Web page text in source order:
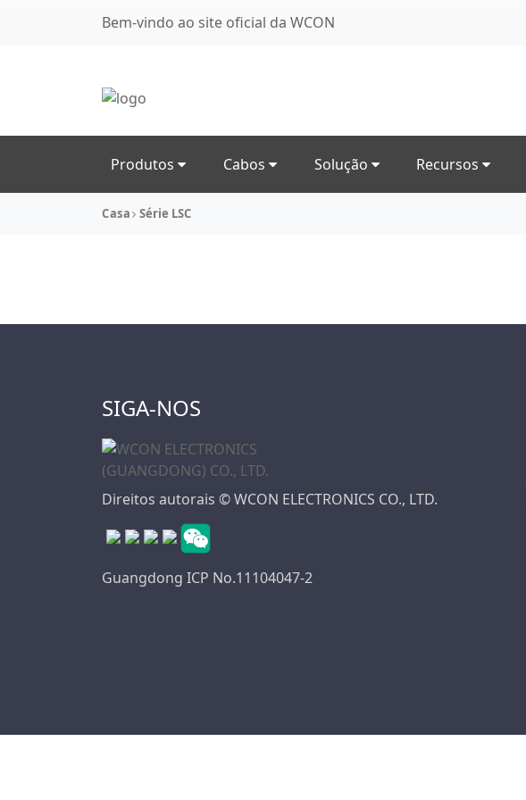
Bem-vindo ao site oficial da WCON
Produtos Cabos Solução Recursos
Casa Série LSC
SIGA-NOS
Direitos autorais © WCON ELECTRONICS CO., LTD.
Guangdong ICP No.11104047-2